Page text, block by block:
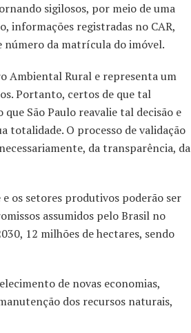
sigilosos, por meio de uma
informações registradas no CAR,
número da matrícula do imóvel.
Ambiental Rural e representa um
Portanto, certos de que tal
São Paulo reavalie tal decisão e
totalidade. O processo de validação
da transparência, da
e os setores produtivos poderão ser
assumidos pelo Brasil no
12 milhões de hectares, sendo
de novas economias,
dos recursos naturais,